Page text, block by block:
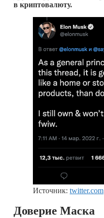
в криптовалюту.
Источник: twitter.com
Доверие Маска